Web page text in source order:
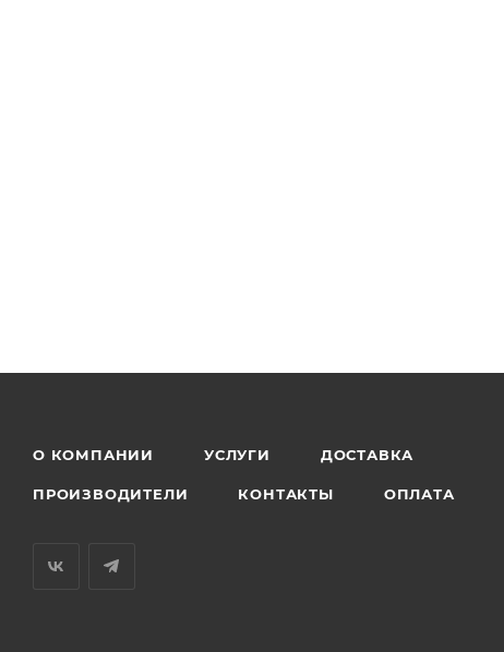
О КОМПАНИИ УСЛУГИ ДОСТАВКА
ПРОИЗВОДИТЕЛИ КОНТАКТЫ ОПЛАТА